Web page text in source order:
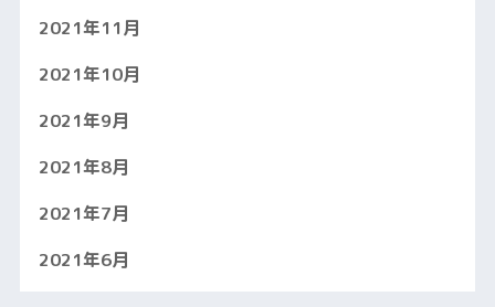
2021年11月
2021年10月
2021年9月
2021年8月
2021年7月
2021年6月